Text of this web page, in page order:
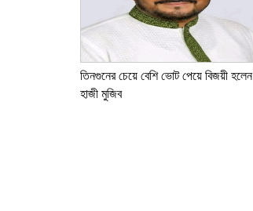
তিনগুনের চেয়ে বেশি ভোট পেয়ে বিজয়ী হলেন
হাজী মুজিব